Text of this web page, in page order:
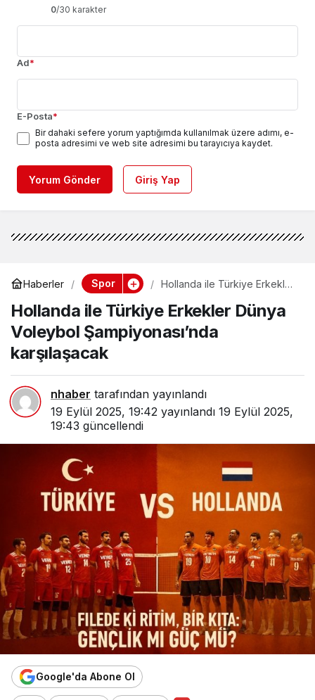
0/30 karakter
Ad*
E-Posta*
Bir dahaki sefere yorum yaptığımda kullanılmak üzere adımı, e-
posta adresimi ve web site adresimi bu tarayıcıya kaydet.
Yorum Gönder Giriş Yap
Haberler Spor
Hollanda ile Türkiye Erkekler
Şampiyonası’nda
karşılaşacak
Hollanda ile Türkiye Erkekler Dünya
Voleybol Şampiyonası’nda
karşılaşacak
nhaber tarafından yayınlandı
19 Eylül 2025, 19:42 yayınlandı 19 Eylül 2025,
19:43 güncellendi
Google'da Abone Ol